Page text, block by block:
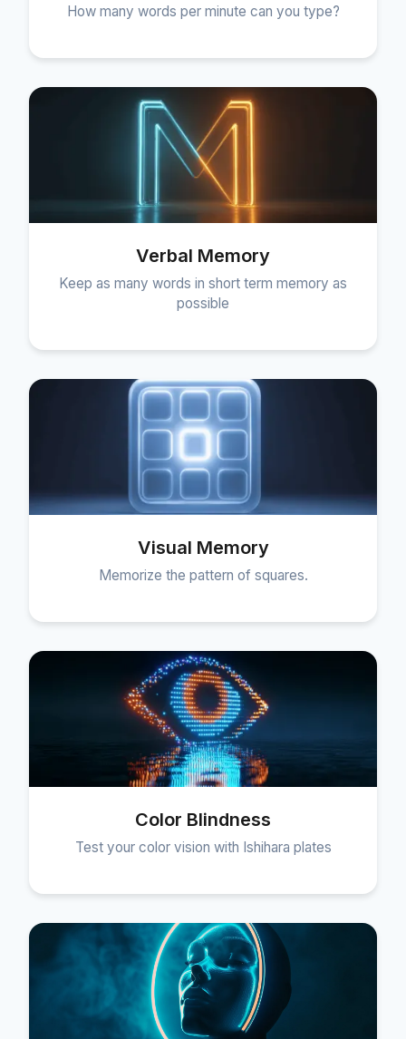
How many words per minute can you type?
Verbal Memory
Keep as many words in short term memory as
possible
Visual Memory
Memorize the pattern of squares.
Color Blindness
Test your color vision with Ishihara plates